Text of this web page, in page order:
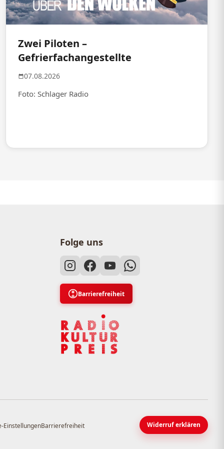
Zwei Piloten –
Gefrierfachangestellte
07.08.2026
Foto: Schlager Radio
Folge uns
Barrierefreiheit
EinstellungenBarrierefreiheit Widerruf erklären